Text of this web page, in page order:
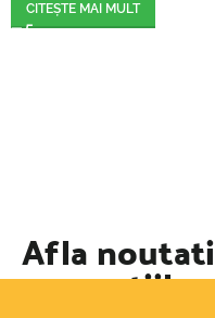
CITEȘTE MAI MULT
Afla
promotiile